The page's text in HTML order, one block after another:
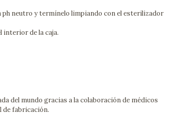
ph neutro y termínelo limpiando con el esterilizador
interior de la caja.
del mundo gracias a la colaboración de médicos
de fabricación.